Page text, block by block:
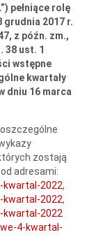
pełniące rolę
grudnia 2017 r.
z późn. zm.,
38 ust. 1
wstępne
kwartały
dniu 16 marca
zostają
adresami:
2022,
2022,
2022
4-kwartal-